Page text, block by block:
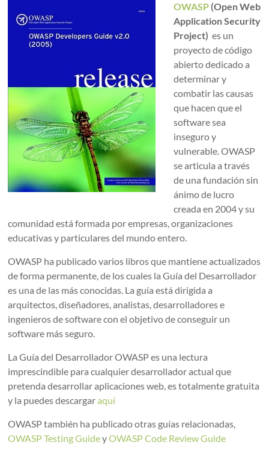
OWASP (Open Web
Application Security
Project) es un
proyecto de código
abierto dedicado a
determinar y
combatir las causas
que hacen que el
software sea
inseguro y
vulnerable. OWASP
se articula a través
de una fundación sin
ánimo de lucro
creada en 2004 y su
comunidad está formada por empresas, organizaciones
educativas y particulares del mundo entero.
OWASP ha publicado varios libros que mantiene actualizados
de forma permanente, de los cuales la Guía del Desarrollador
es una de las más conocidas. La guía está dirigida a
arquitectos, diseñadores, analistas, desarrolladores e
ingenieros de software con el objetivo de conseguir un
software más seguro.
La Guía del Desarrollador OWASP es una lectura
imprescindible para cualquier desarrollador actual que
pretenda desarrollar aplicaciones web, es totalmente gratuita
y la puedes descargaraquí
OWASP también ha publicado otras guías relacionadas,
OWASP Testing GuideyOWASP Code Review Guide